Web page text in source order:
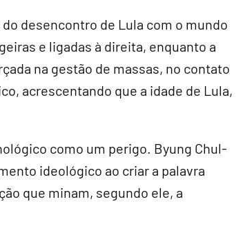
desencontro de Lula com o mundo
e ligadas à direita, enquanto a
na gestão de massas, no contato
acrescentando que a idade de Lula,
como um perigo. Byung Chul-
ideológico ao criar a palavra
que minam, segundo ele, a